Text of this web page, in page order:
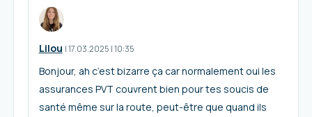
Lilou I17.03.2025 |10:35
Bonjour, ah c’est bizarre ça car normalement oui les
assurances PVT couvrent bien pour tes soucis de
santé même sur la route, peut-être que quand ils